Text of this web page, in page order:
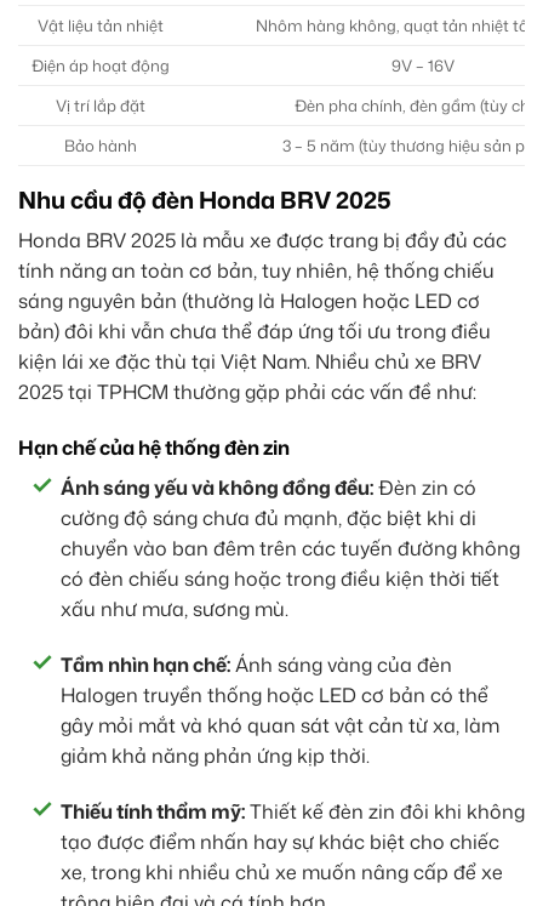
Vật liệu tản nhiệt
Nhôm hàng không, quạt tản nhiệt tốc
Điện áp hoạt động
9V – 16V
Vị trí lắp đặt
Đèn pha chính, đèn gầm (tùy
Bảo hành
3 – 5 năm (tùy thương hiệu sản
Nhu cầu độ đèn Honda BRV 2025
Honda BRV 2025 là mẫu xe được trang bị đầy đủ các
tính năng an toàn cơ bản, tuy nhiên, hệ thống chiếu
sáng nguyên bản (thường là Halogen hoặc LED cơ
bản) đôi khi vẫn chưa thể đáp ứng tối ưu trong điều
kiện lái xe đặc thù tại Việt Nam. Nhiều chủ xe BRV
2025 tại TPHCM thường gặp phải các vấn đề như:
Hạn chế của hệ thống đèn zin
Ánh sáng yếu và không đồng đều:Đèn zin có
cường độ sáng chưa đủ mạnh, đặc biệt khi di
chuyển vào ban đêm trên các tuyến đường không
có đèn chiếu sáng hoặc trong điều kiện thời tiết
xấu như mưa, sương mù.
Tầm nhìn hạn chế:Ánh sáng vàng của đèn
Halogen truyền thống hoặc LED cơ bản có thể
gây mỏi mắt và khó quan sát vật cản từ xa, làm
giảm khả năng phản ứng kịp thời.
Thiếu tính thẩm mỹ:Thiết kế đèn zin đôi khi không
tạo được điểm nhấn hay sự khác biệt cho chiếc
xe, trong khi nhiều chủ xe muốn nâng cấp để xe